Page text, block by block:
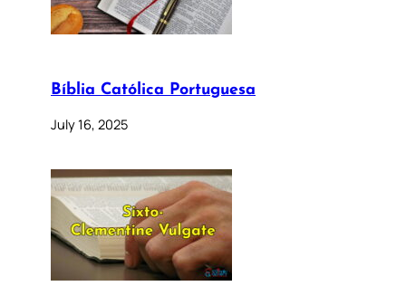
Bíblia Católica Portuguesa
July 16, 2025